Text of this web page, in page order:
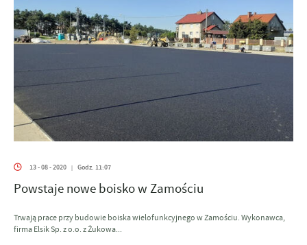
13 - 08 - 2020 Godz. 11:07
Powstaje nowe boisko w Zamościu
Trwają prace przy budowie boiska wielofunkcyjnego w Zamościu. Wykonawca,
firma Elsik Sp. z o.o. z Żukowa...